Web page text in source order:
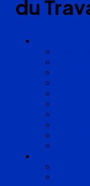
du